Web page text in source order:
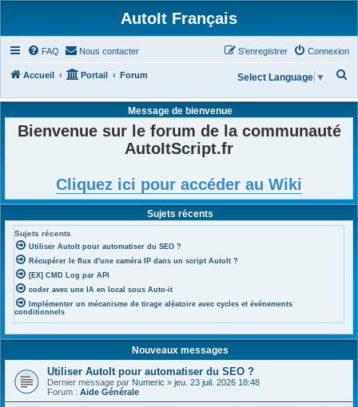
AutoIt Français
FAQ Nous contacter Connexion
S’enregistrer
Accueil Portail Forum
h
Select Language ▼
Message de bienvenue
Bienvenue sur le forum de la communauté
AutoItScript.fr
Cliquez ici pour accéder au Wiki
Sujets récents
Sujets récents
Utiliser AutoIt pour automatiser du SEO ?
Récupérer le flux d'une caméra IP dans un script AutoIt ?
[EX] CMD Log par API
coder avec une IA en local sous Auto-it
Implémenter un mécanisme de tirage aléatoire avec cycles et événements
conditionnels
Nouveaux messages
Utiliser AutoIt pour automatiser du SEO ?
Dernier message par Numeric » jeu. 23 juil. 2026 18:48
Forum : Aide Générale